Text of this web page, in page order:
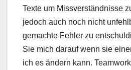
Texte um Missverständnisse
jedoch auch noch nicht
gemachte Fehler zu
Sie mich darauf wenn sie
ich es ändern kann.